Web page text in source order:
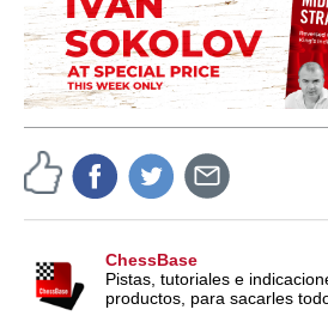
ChessBase
Pistas, tutoriales e
productos, para sacarles